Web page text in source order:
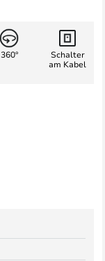
360°
Schalter
am Kabel